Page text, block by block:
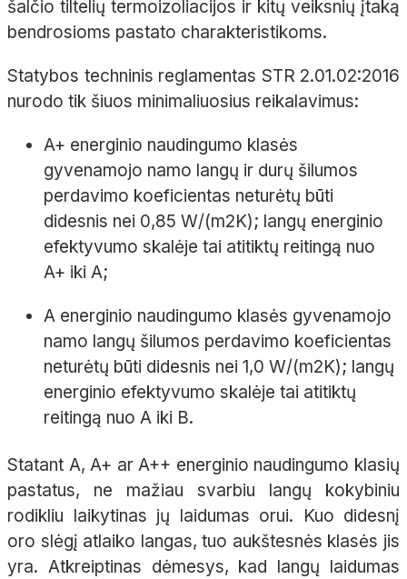
šalčio tiltelių termoizoliacijos ir kitų veiksnių įtaką
bendrosioms pastato charakteristikoms.
Statybos techninis reglamentas STR 2.01.02:2016
nurodo tik šiuos minimaliuosius reikalavimus:
A+ energinio naudingumo klasės
gyvenamojo namo langų ir durų šilumos
perdavimo koeficientas neturėtų būti
didesnis nei 0,85 W/(m2K); langų energinio
efektyvumo skalėje tai atitiktų reitingą nuo
A+ iki A;
A energinio naudingumo klasės gyvenamojo
namo langų šilumos perdavimo koeficientas
neturėtų būti didesnis nei 1,0 W/(m2K); langų
energinio efektyvumo skalėje tai atitiktų
reitingą nuo A iki B.
Statant A, A+ ar A++ energinio naudingumo klasių
pastatus, ne mažiau svarbiu langų kokybiniu
rodikliu laikytinas jų laidumas orui. Kuo didesnį
oro slėgį atlaiko langas, tuo aukštesnės klasės jis
yra. Atkreiptinas dėmesys, kad langų laidumas